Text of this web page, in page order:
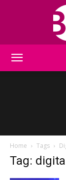
Home Tags
Tag: